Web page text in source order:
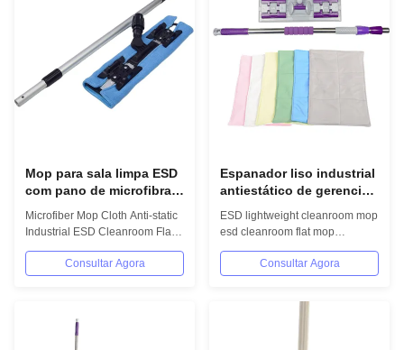
Mop para sala limpa ESD
com pano de microfibra e
Microfiber Mop Cloth Anti-static
Industrial ESD Cleanroom Flat
Mop Product Specifications
Product...Consultar Agora
Espanador liso industrial
antiestático de gerencio
limpeza de Microfiber do
espanador de poeira
ESD lightweight cleanroom mop
esd cleanroom flat mop
1.Description Item Anti-static
mop/ESD...Consultar Agora